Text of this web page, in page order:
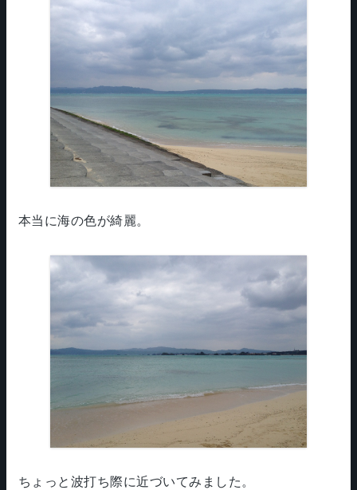
本当に海の色が綺麗。
ちょっと波打ち際に近づいてみました。